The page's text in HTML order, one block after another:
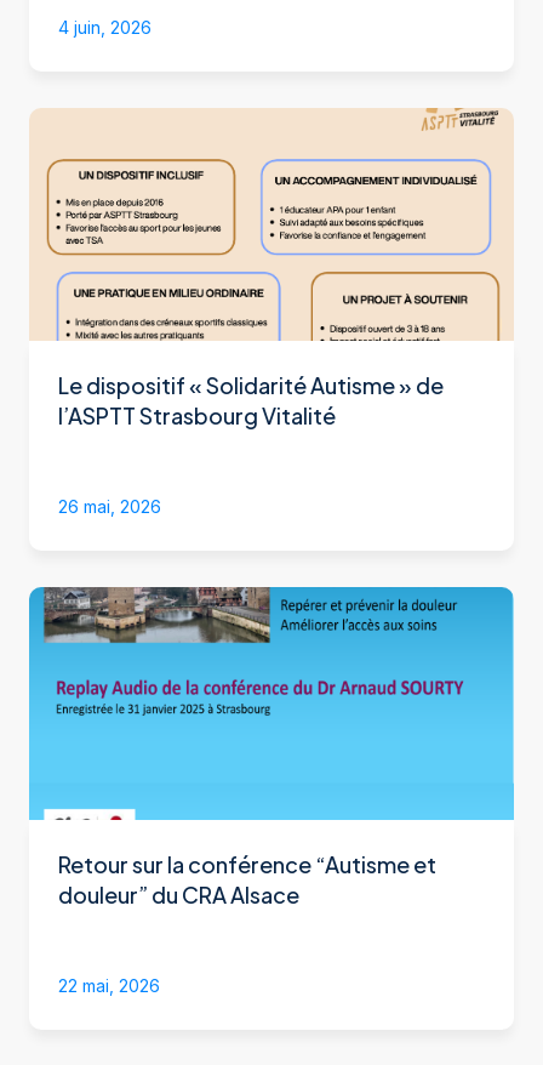
4 juin, 2026
Le dispositif « Solidarité Autisme » de
l’ASPTT Strasbourg Vitalité
26 mai, 2026
Retour sur la conférence “Autisme et
douleur” du CRA Alsace
22 mai, 2026